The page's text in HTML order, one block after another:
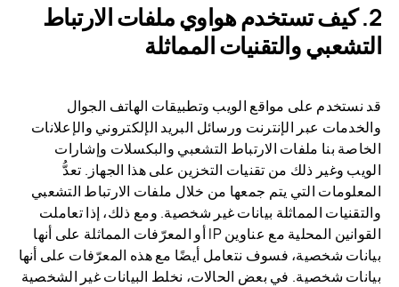
كيف تستخدم هواوي ملفات الارتباط
التشعبي والتقنيات المماثلة
قد نستخدم على مواقع الويب وتطبيقات الهاتف الجوال
والخدمات عبر الإنترنت ورسائل البريد الإلكتروني والإعلانات
الخاصة بنا ملفات الارتباط التشعبي والبكسلات وإشارات
الويب وغير ذلك من تقنيات التخزين على هذا الجهاز. تعدُّ
المعلومات التي يتم جمعها من خلال ملفات الارتباط التشعبي
والتقنيات المماثلة بيانات غير شخصية. ومع ذلك، إذا تعاملت
القوانين المحلية مع عناوين IP أو المعرّفات المماثلة على أنها
بيانات شخصية، فسوف نتعامل أيضًا مع هذه المعرّفات على أنها
بيانات شخصية. في بعض الحالات، نخلط البيانات غير الشخصية